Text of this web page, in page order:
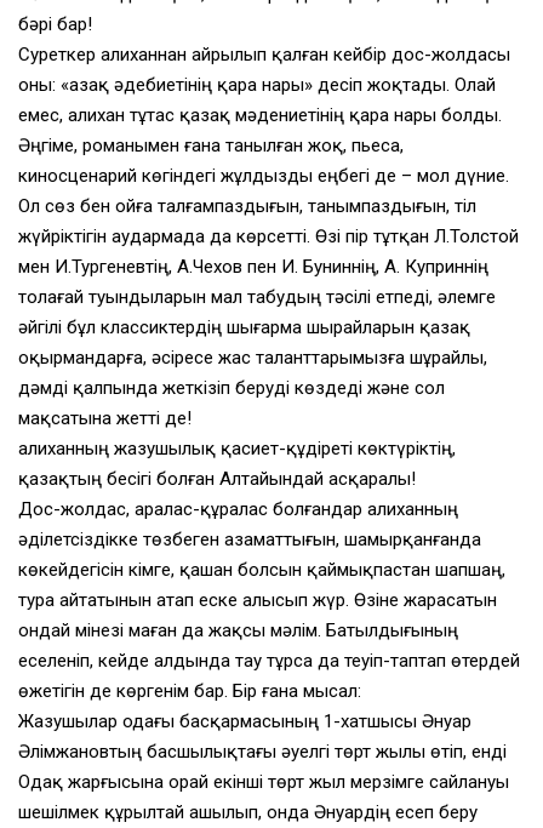
бәрі бар!
Суреткер Қалиханнан айрылып қалған кейбір дос-жолдасы
оны: «Қазақ әдебиетінің қара нары» десіп жоқтады. Олай
емес, Қалихан тұтас қазақ мәдениетінің қара нары болды.
Әңгіме, романымен ғана танылған жоқ, пьеса,
киносценарий көгіндегі жұлдызды еңбегі де – мол дүние.
Ол сөз бен ойға талғампаздығын, танымпаздығын, тіл
жүйріктігін аудармада да көрсетті. Өзі пір тұтқан Л.Толстой
мен И.Тургеневтің, А.Чехов пен И. Буниннің, А. Куприннің
толағай туындыларын мал табудың тәсілі етпеді, әлемге
әйгілі бұл классиктердің шығарма шырайларын қазақ
оқырмандарға, әсіресе жас таланттарымызға шұрайлы,
дәмді қалпында жеткізіп беруді көздеді және сол
мақсатына жетті де!
Қалиханның жазушылық қасиет-құдіреті көктүріктің,
қазақтың бесігі болған Алтайындай асқаралы!
Дос-жолдас, аралас-құралас болғандар Қалиханның
әділетсіздікке төзбеген азаматтығын, шамырқанғанда
көкейдегісін кімге, қашан болсын қаймықпастан шапшаң,
тура айтатынын атап еске алысып жүр. Өзіне жарасатын
ондай мінезі маған да жақсы мәлім. Батылдығының
еселеніп, кейде алдында тау тұрса да теуіп-таптап өтердей
өжетігін де көргенім бар. Бір ғана мысал:
Жазушылар одағы басқармасының 1-хатшысы Әнуар
Әлімжановтың басшылықтағы әуелгі төрт жылы өтіп, енді
Одақ жарғысына орай екінші төрт жыл мерзімге сайлануы
шешілмек құрылтай ашылып, онда Әнуардің есеп беру